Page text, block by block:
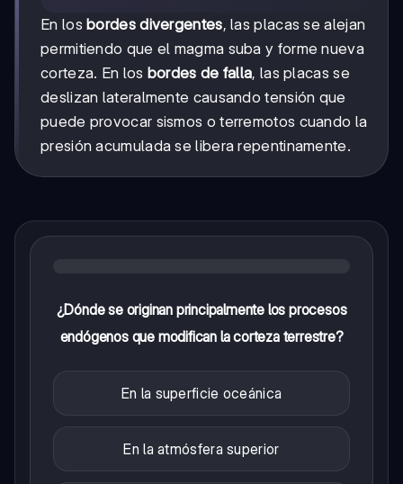
En losbordes divergentes, las placas se alejan
permitiendo que el magma suba y forme nueva
corteza. En los bordes de falla, las placas se
deslizan lateralmente causando tensión que
puede provocar sismos o terremotos cuando la
presión acumulada se libera repentinamente.
¿Dónde se originan principalmente los procesos
endógenos que modifican la corteza terrestre?
En la superficie oceánica
En la atmósfera superior